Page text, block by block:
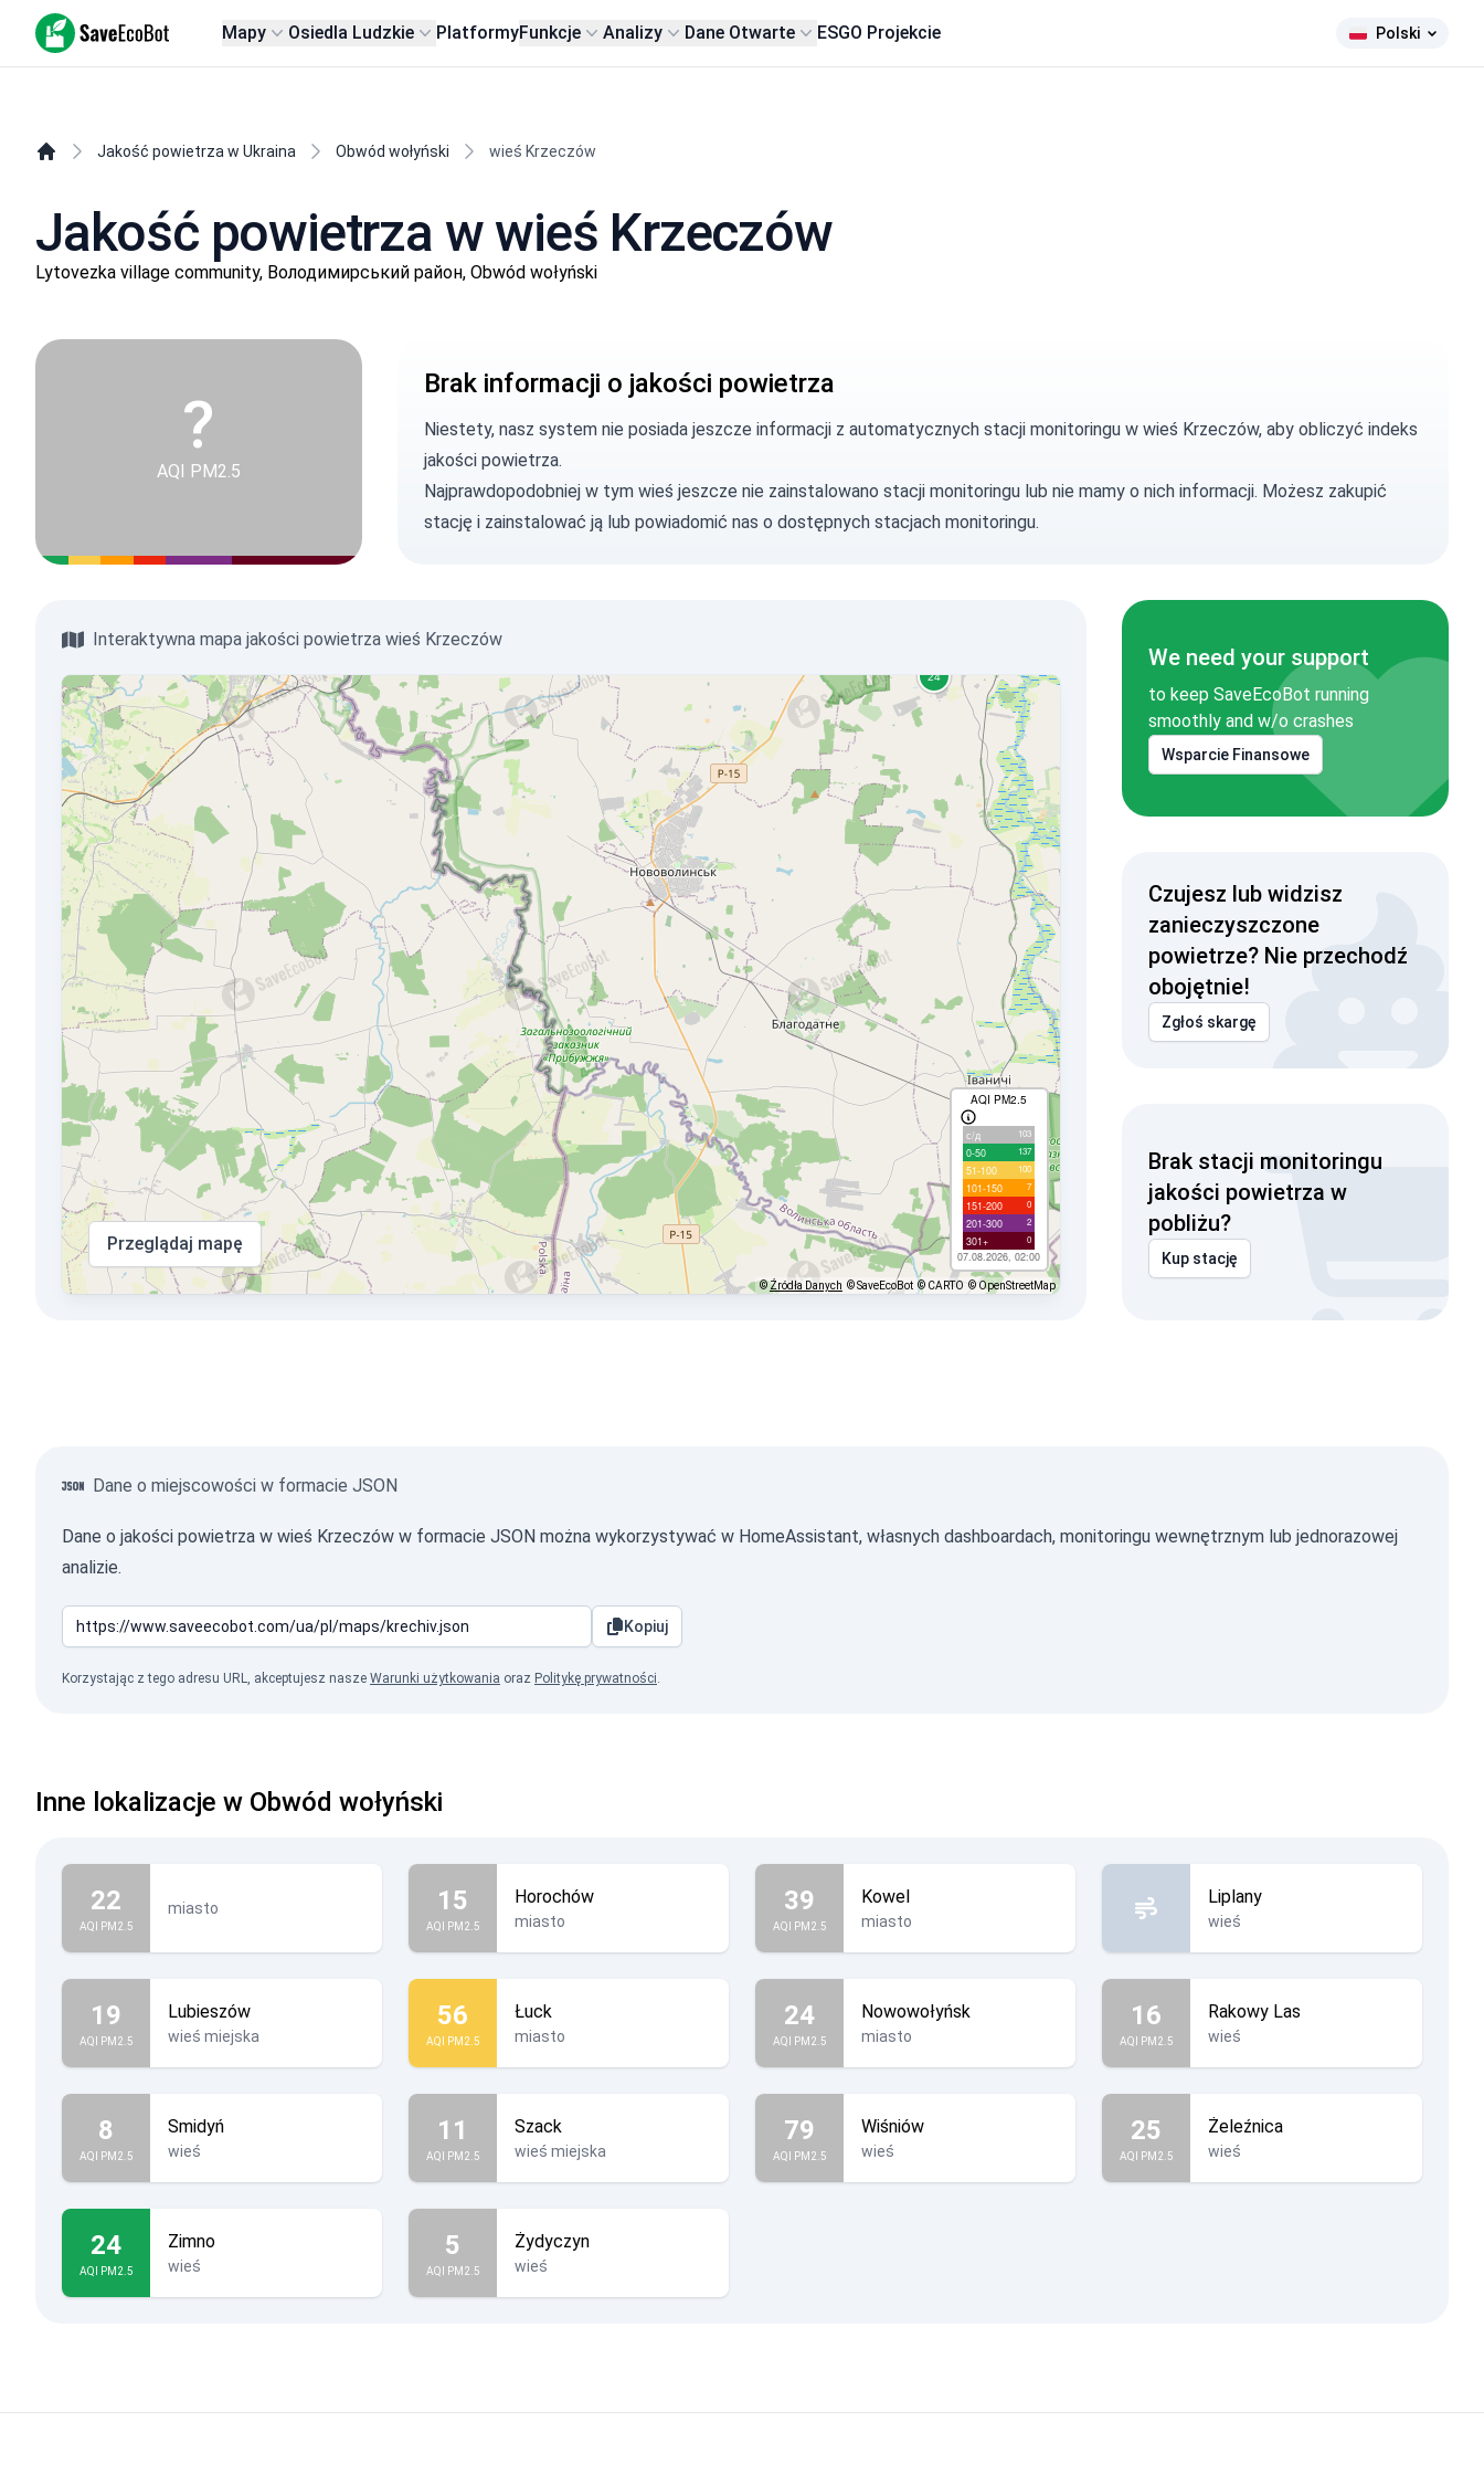
SaveEcoBot Mapy Osiedla Ludzkie PlatformyFunkcje Analizy Dane Otwarte ESGO Projekcie Polski
Jakość powietrza w Ukraina Obwód wołyński wieś Krzeczów
Jakość powietrza w wieś Krzeczów
Lytovezka village community, Володимирський район, Obwód wołyński
?
AQI PM2.5
Brak informacji o jakości powietrza
Niestety, nasz system nie posiada jeszcze informacji z automatycznych stacji monitoringu w wieś Krzeczów, aby obliczyć indeks
jakości powietrza.
Najprawdopodobniej w tym wieś jeszcze nie zainstalowano stacji monitoringu lub nie mamy o nich informacji. Możesz zakupić
stację i zainstalować ją lub powiadomić nas o dostępnych stacjach monitoringu.
Interaktywna mapa jakości powietrza wieś Krzeczów
AQI PM2.5
с/д 103
0-50 137
51-100 100
101-150 7
151-200 0
201-300 2
301+ 0
07.08.2026, 02:00
Przeglądaj mapę
©Źródła Danych © SaveEcoBot © CARTO © OpenStreetMap
We need your support
to keep SaveEcoBot running
smoothly and w/o crashes
Wsparcie Finansowe
Czujesz lub widzisz
zanieczyszczone
powietrze? Nie przechodź
obojętnie!
Zgłoś skargę
Brak stacji monitoringu
jakości powietrza w
pobliżu?
Kup stację
Dane o miejscowości w formacie JSON
Dane o jakości powietrza w wieś Krzeczów w formacie JSON można wykorzystywać w HomeAssistant, własnych dashboardach, monitoringu wewnętrznym lub jednorazowej
analizie.
Kopiuj
Korzystając z tego adresu URL, akceptujesz nasze Warunki użytkowania oraz Politykę prywatności.
Inne lokalizacje w Obwód wołyński
22
AQI PM2.5
miasto 15
AQI PM2.5
Horochów
miasto
39
AQI PM2.5
Kowel
miasto
Liplany
wieś
19
AQI PM2.5
Lubieszów
wieś miejska
56
AQI PM2.5
Łuck
miasto
24
AQI PM2.5
Nowowołyńsk
miasto
16
AQI PM2.5
Rakowy Las
wieś
8
AQI PM2.5
Smidyń
wieś
11
AQI PM2.5
Szack
wieś miejska
79
AQI PM2.5
Wiśniów
wieś
25
AQI PM2.5
Żeleźnica
wieś
24
AQI PM2.5
Zimno
wieś
5
AQI PM2.5
Żydyczyn
wieś